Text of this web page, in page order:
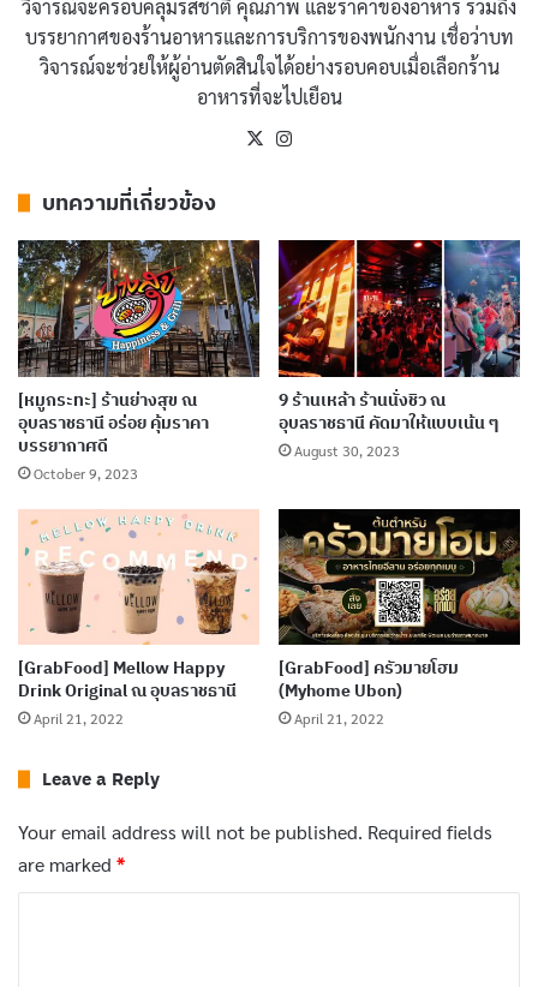
นั่งดื่มชิว รับบรรยากาศดี ๆ
เมนูเด็ดที่ทางร้านแนะนำ มีไก่แช่เหล้า, แมงกระพรุนผัด
น้ำมันงา, ข้าวผัดปู, ตำถั่วหมูกรอบ และกุ้งอบวุ้นเส้น
วิจารณ์จะครอบคลุมรสชาติ คุณภาพ และราคาของอาหาร รวมถึง
บรรยากาศของร้านอาหารและการบริการของพนักงาน เชื่อว่าบท
วิจารณ์จะช่วยให้ผู้อ่านตัดสินใจได้อย่างรอบคอบเมื่อเลือกร้าน
อาหารที่จะไปเยือน
X
บทความที่เกี่ยวข้อง
[หมูกระทะ] ร้านย่างสุข ณ
อุบลราชธานี อร่อย คุ้มราคา
บรรยากาศดี
October 9, 2023
9 ร้านเหล้า ร้านนั่งชิว ณ
อุบลราชธานี คัดมาให้แบบเน้น ๆ
August 30, 2023
[GrabFood] Mellow Happy
Drink Original ณ อุบลราชธานี
April 21, 2022
[GrabFood] ครัวมายโฮม
(Myhome Ubon)
April 21, 2022
Leave a Reply
Your email address will not be published. Required fields
are marked *